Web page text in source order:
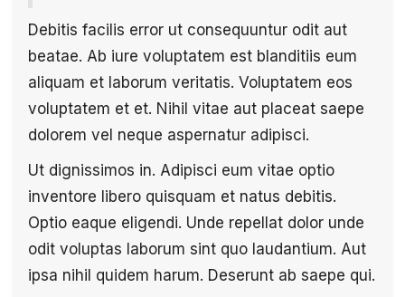
Debitis facilis error ut consequuntur odit aut
beatae. Ab iure voluptatem est blanditiis eum
aliquam et laborum veritatis. Voluptatem eos
voluptatem et et. Nihil vitae aut placeat saepe
dolorem vel neque aspernatur adipisci.
Ut dignissimos in. Adipisci eum vitae optio
inventore libero quisquam et natus debitis.
Optio eaque eligendi. Unde repellat dolor unde
odit voluptas laborum sint quo laudantium. Aut
ipsa nihil quidem harum. Deserunt ab saepe qui.